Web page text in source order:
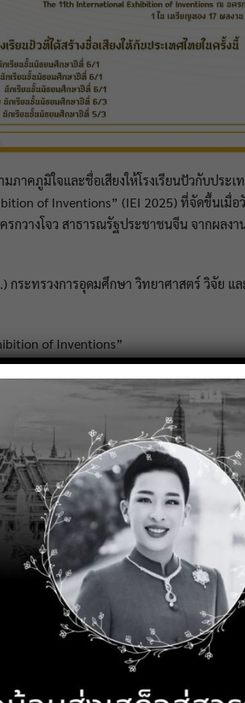
าคภูมิใจและชื่อเสียงให้โรงเรียนปัวกับประเ
of Inventions” (IEI 2025) ที่จัดขึ้นเมื่อ
วางโจว สาธารณรัฐประชาชนจีน จากผลงา
กระทรวงการอุดมศึกษา วิทยาศาสตร์ วิจัย แ
of Inventions”
ด้รับรางวัลและเหรียญรางวัลจากงาน IEI
ร จิตระวงศ์ นายรพีพงศ์ บุญสิงห์ นายพัทธด
ย